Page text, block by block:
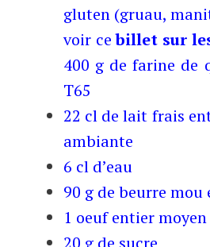
gluten (gruau,
voir ce billet sur
400 g de farine de
T65
22 cl de lait frais
ambiante
6 cl d’eau
90 g de beurre mou
1 oeuf entier moyen
20 g de sucre